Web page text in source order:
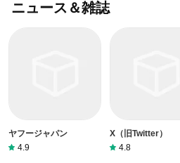
ニュース＆雑誌
ヤフージャパン
4.9
X（旧Twitter）
4.8